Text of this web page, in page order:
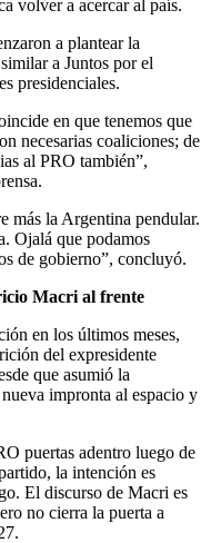
volver a acercar al país.
a plantear la
a Juntos por el
presidenciales.
en que tenemos que
necesarias coaliciones; de
al PRO también”,
más la Argentina pendular.
Ojalá que podamos
de gobierno”, concluyó.
Macri al frente
en los últimos meses,
del expresidente
que asumió la
impronta al espacio y
puertas adentro luego de
la intención es
El discurso de Macri es
no cierra la puerta a